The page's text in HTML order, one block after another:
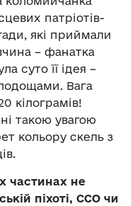
патріотів-
які приймали
– фанатка
суто її ідея –
Вага
кілограмів!
такою увагою
кольору скель з
частинах не
піхоті, ССО чи